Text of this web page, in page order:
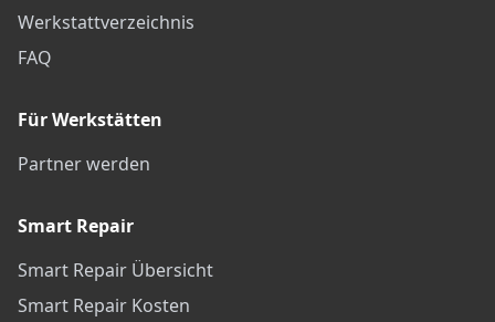
Werkstattverzeichnis
FAQ
Für Werkstätten
Partner werden
Smart Repair
Smart Repair Übersicht
Smart Repair Kosten